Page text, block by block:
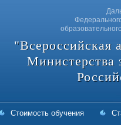
"Всероссийская
Министерства
Стоимость обучения